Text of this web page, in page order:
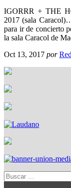
IGORRR + THE
2017 (sala
para ir de concierto
la sala Caracol de
Oct 13, 2017 por